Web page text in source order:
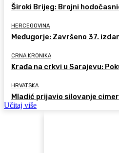
Široki Brijeg: Brojni
HERCEGOVINA
Međugorje: Završeno 37.
CRNA KRONIKA
Krađa na crkvi u Sarajevu:
HRVATSKA
Mladić prijavio silovanje
Učitaj više